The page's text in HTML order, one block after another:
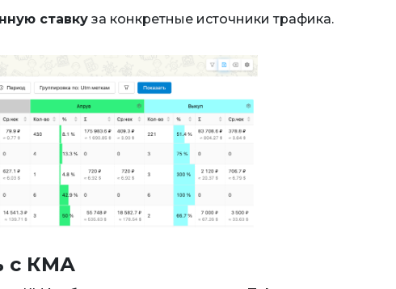
ставку за конкретные источники трафика.
с КМА